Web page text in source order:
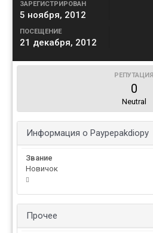
ЗАРЕГИСТРИРОВАН
5 ноября, 2012
ПОСЕЩЕНИЕ
21 декабря, 2012
РЕПУТАЦИЯ
0
Neutral
Информация о Paypepakdiopy
Звание
Новичок
Прочее